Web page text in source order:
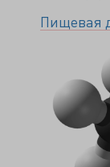
Пищевая